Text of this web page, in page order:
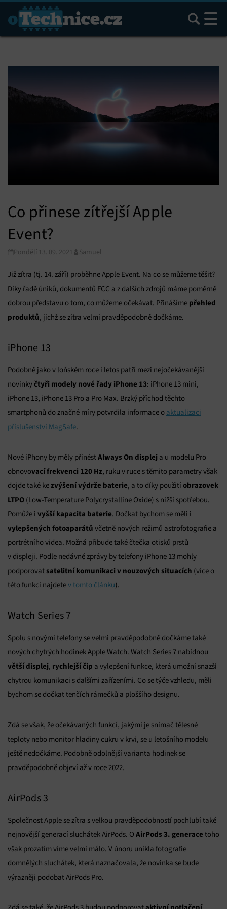
Hledat
Co přinese zítřejší Apple
Event?
Pondělí 13. 09. 2021 Samuel
Již zítra (tj. 14. září) proběhne Apple Event. Na co se můžeme těšit?
Díky řadě úniků, dokumentů FCC a z dalších zdrojů máme poměrně
dobrou představu o tom, co můžeme očekávat. Přinášíme přehled
produktů, jichž se zítra velmi pravděpodobně dočkáme.
iPhone 13
Podobně jako v loňském roce i letos patří mezi nejočekávanější
novinkyčtyři modely nové řady iPhone 13: iPhone 13 mini,
iPhone 13, iPhone 13 Pro a Pro Max. Brzký příchod těchto
smartphonů do značné míry potvrdila informace o aktualizaci
příslušenství MagSafe.
Nové iPhony by měly přinéstAlways On displej a u modelu Pro
obnovovací frekvenci 120 Hz, ruku v ruce s těmito parametry však
dojde také kezvýšení výdrže baterie, a to díky použitíobrazovek
LTPO (Low-Temperature Polycrystalline Oxide) s nižší spotřebou.
Pomůže i vyšší kapacita baterie. Dočkat bychom se měli i
vylepšených fotoaparátů včetně nových režimů astrofotografie a
portrétního videa. Možná přibude také čtečka otisků prstů
v displeji. Podle nedávné zprávy by telefony iPhone 13 mohly
podporovat satelitní komunikaci v nouzových situacích (více o
této funkci najdetev tomto článku).
Watch Series 7
Spolu s novými telefony se velmi pravděpodobně dočkáme také
nových chytrých hodinek Apple Watch. Watch Series 7 nabídnou
větší displej, rychlejší čip a vylepšení funkce, která umožní snazší
chytrou komunikaci s dalšími zařízeními. Co se týče vzhledu, měli
bychom se dočkat tenčích rámečků a ploššího designu.
Zdá se však, že očekávaných funkcí, jakými je snímač tělesné
teploty nebo monitor hladiny cukru v krvi, se u letošního modelu
ještě nedočkáme. Podobně odolnější varianta hodinek se
pravděpodobně objeví až v roce 2022.
AirPods 3
Společnost Apple se zítra s velkou pravděpodobností pochlubí také
nejnovější generací sluchátek AirPods. O AirPods 3. generace toho
však prozatím víme velmi málo. V únoru unikla fotografie
domnělých sluchátek, která naznačovala, že novinka se bude
výrazněji podobat AirPods Pro.